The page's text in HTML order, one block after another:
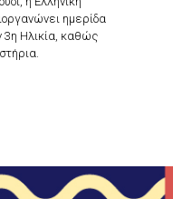
ημερίδα
3η Ηλικία, καθώς